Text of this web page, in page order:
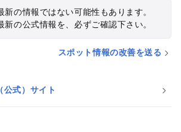
新の情報ではない可能性もあります。
新の公式情報を、必ずご確認下さい。
スポット情報の改善を送る
公式）サイト